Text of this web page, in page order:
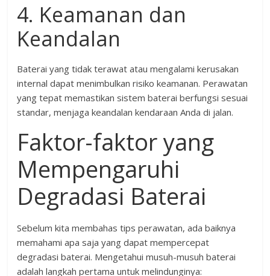
4. Keamanan dan
Keandalan
Baterai yang tidak terawat atau mengalami kerusakan
internal dapat menimbulkan risiko keamanan. Perawatan
yang tepat memastikan sistem baterai berfungsi sesuai
standar, menjaga keandalan kendaraan Anda di jalan.
Faktor-faktor yang
Mempengaruhi
Degradasi Baterai
Sebelum kita membahas tips perawatan, ada baiknya
memahami apa saja yang dapat mempercepat
degradasi baterai. Mengetahui musuh-musuh baterai
adalah langkah pertama untuk melindunginya: